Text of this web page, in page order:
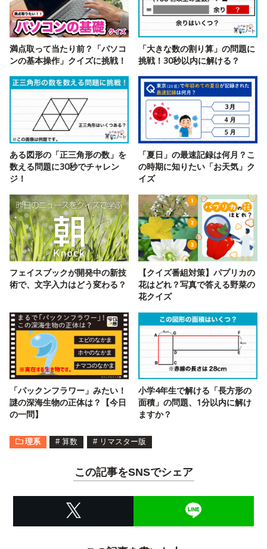
満点取って当たり前？「パソコ
ンの基本操作」クイズに挑戦！
「大きな数の割り算」の問題に
挑戦！30秒以内に解ける？
ある図形の「正三角形の数」を
数える問題に30秒でチャレン
ジ！
「夏日」の最速記録は何月？こ
の時期に知りたい「お天気」ク
イズ
フェイスブックが開発中の新技
術で、文字入力はどう変わる？
【クイズ番組対策】パプリカの
花はどれ？写真で答える野菜の
花クイズ
「パックンフラワー」みたい！
謎の深海生物の正体は？【今日
の一問】
小学4年生で解ける「長方形の
面積」の問題、1分以内に解け
ますか？
理系 # 算数 # リマスター版
この記事をSNSでシェア